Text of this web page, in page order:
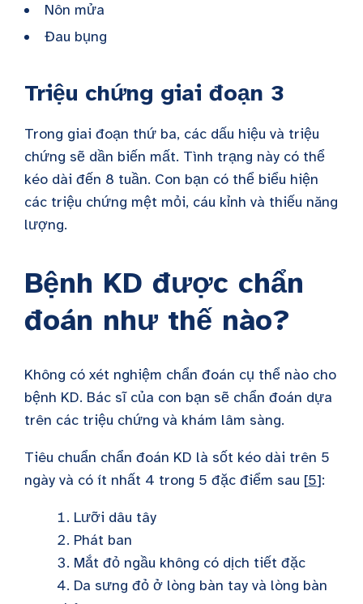
Nôn mửa
Đau bụng
Triệu chứng giai đoạn 3
Trong giai đoạn thứ ba, các dấu hiệu và triệu
chứng sẽ dần biến mất. Tình trạng này có thể
kéo dài đến 8 tuần. Con bạn có thể biểu hiện
các triệu chứng mệt mỏi, cáu kỉnh và thiếu năng
lượng.
Bệnh KD được chẩn
đoán như thế nào?
Không có xét nghiệm chẩn đoán cụ thể nào cho
bệnh KD. Bác sĩ của con bạn sẽ chẩn đoán dựa
trên các triệu chứng và khám lâm sàng.
Tiêu chuẩn chẩn đoán KD là sốt kéo dài trên 5
ngày và có ít nhất 4 trong 5 đặc điểm sau [5]:
Lưỡi dâu tây
Phát ban
Mắt đỏ ngầu không có dịch tiết đặc
Da sưng đỏ ở lòng bàn tay và lòng bàn